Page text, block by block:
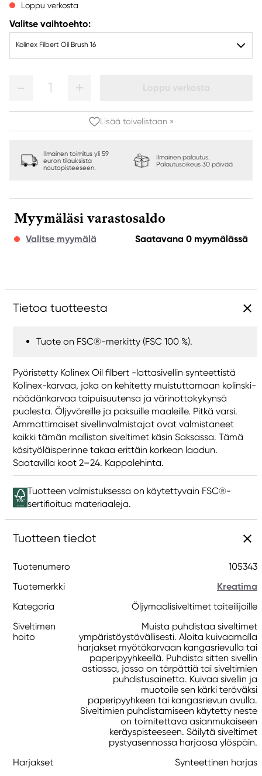
Loppu verkosta
Valitse vaihtoehto:
Kolinex Filbert Oil Brush 16
1 Loppu verkosta
Lisää toivelistaan »
Ilmainen toimitus yli 59
euron tilauksista
noutopisteeseen.
Ilmainen palautus.
Palautusoikeus 30 päivää
Myymäläsi varastosaldo
Valitse myymälä Saatavana 0 myymälässä
Tietoa tuotteesta
Tuote on FSC®-merkitty (FSC 100 %).
Pyöristetty Kolinex Oil filbert -lattasivellin synteettistä
Kolinex-karvaa, joka on kehitetty muistuttamaan kolinski-
näädänkarvaa taipuisuutensa ja värinottokykynsä
puolesta. Öljyväreille ja paksuille maaleille. Pitkä varsi.
Ammattimaiset sivellinvalmistajat ovat valmistaneet
kaikki tämän malliston siveltimet käsin Saksassa. Tämä
käsityöläisperinne takaa erittäin korkean laadun.
Saatavilla koot 2–24. Kappalehinta.
Tuotteen valmistuksessa on käytettyvain FSC®-
sertifioitua materiaaleja.
Tuotteen tiedot
Tuotenumero
105343
Tuotemerkki
Kreatima
Kategoria
Öljymaalisiveltimet taiteilijoille
Siveltimen
hoito
Muista puhdistaa siveltimet
ympäristöystävällisesti. Aloita kuivaamalla
harjakset myötäkarvaan kangasrievulla tai
paperipyyhkeellä. Puhdista sitten sivellin
astiassa, jossa on tärpättiä tai siveltimien
puhdistusainetta. Kuivaa sivellin ja
muotoile sen kärki teräväksi
paperipyyhkeen tai kangasrievun avulla.
Siveltimien puhdistamiseen käytetty neste
on toimitettava asianmukaiseen
keräyspisteeseen. Säilytä siveltimet
pystyasennossa harjaosa ylöspäin.
Harjakset
Synteettinen harjas